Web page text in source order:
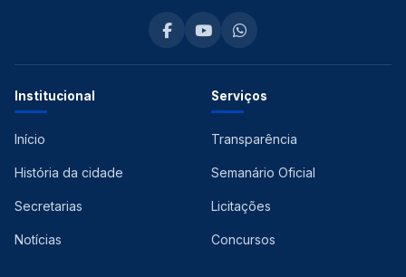
Institucional
Início
História da cidade
Secretarias
Notícias
Serviços
Transparência
Semanário Oficial
Licitações
Concursos